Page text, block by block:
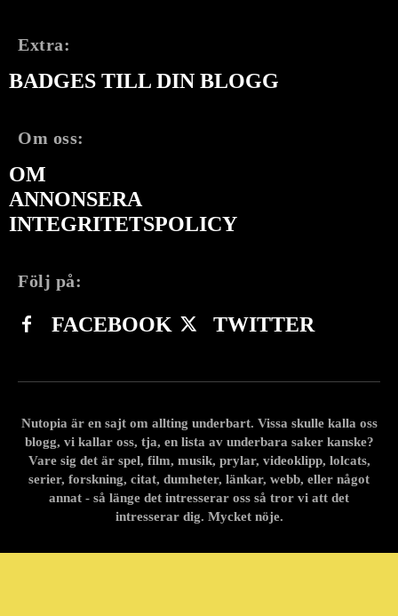
Extra:
BADGES TILL DIN BLOGG
Om oss:
OM
ANNONSERA
INTEGRITETSPOLICY
Följ på:
FACEBOOK TWITTER
Nutopia är en sajt om allting underbart. Vissa skulle kalla oss
blogg, vi kallar oss, tja, en lista av underbara saker kanske?
Vare sig det är spel, film, musik, prylar, videoklipp, lolcats,
serier, forskning, citat, dumheter, länkar, webb, eller något
annat - så länge det intresserar oss så tror vi att det
intresserar dig. Mycket nöje.